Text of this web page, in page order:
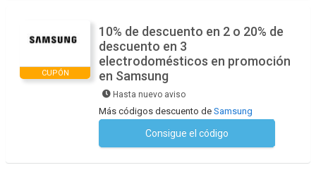
CUPÓN
10% de descuento en 2 o 20% de
descuento en 3
electrodomésticos en promoción
en Samsung
Hasta nuevo aviso
Más códigos descuento de Samsung
Consigue el código